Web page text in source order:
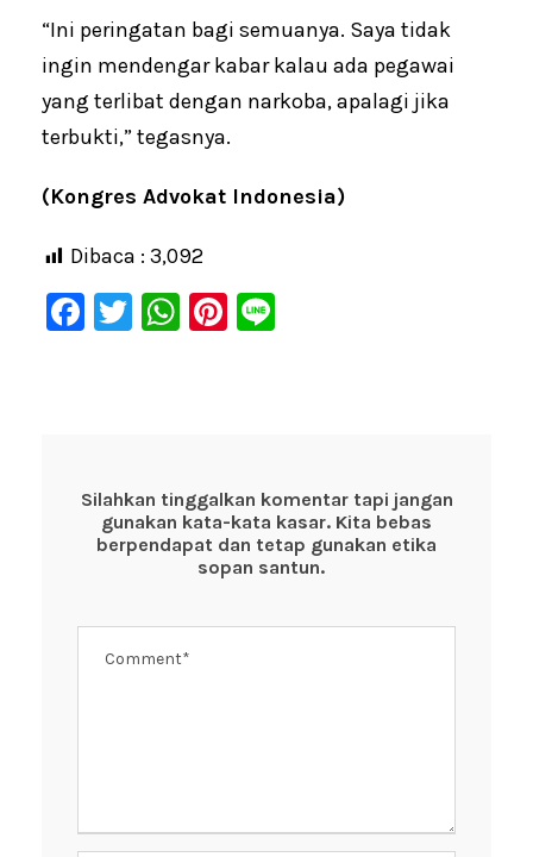
“Ini peringatan bagi semuanya. Saya tidak
ingin mendengar kabar kalau ada pegawai
yang terlibat dengan narkoba, apalagi jika
terbukti,” tegasnya.
(Kongres Advokat Indonesia)
Dibaca : 3,092
F
o
o
T
W
p
p
Pi
Silahkan tinggalkan komentar tapi jangan
gunakan kata-kata kasar. Kita bebas
berpendapat dan tetap gunakan etika
sopan santun.